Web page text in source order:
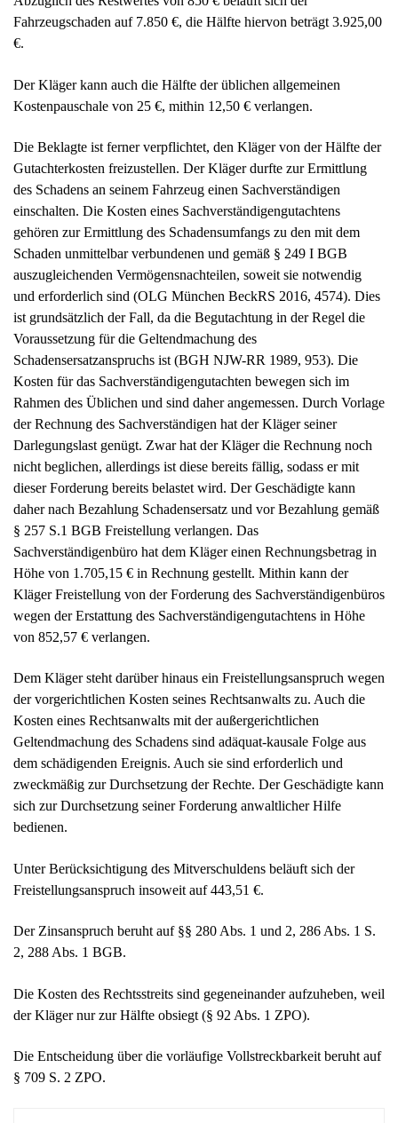
Fahrzeugschaden auf 7.850 €, die Hälfte hiervon beträgt 3.925,00
€.
Der Kläger kann auch die Hälfte der üblichen allgemeinen
Kostenpauschale von 25 €, mithin 12,50 € verlangen.
Die Beklagte ist ferner verpflichtet, den Kläger von der Hälfte der
Gutachterkosten freizustellen. Der Kläger durfte zur Ermittlung
des Schadens an seinem Fahrzeug einen Sachverständigen
einschalten. Die Kosten eines Sachverständigengutachtens
gehören zur Ermittlung des Schadensumfangs zu den mit dem
Schaden unmittelbar verbundenen und gemäß § 249 I BGB
auszugleichenden Vermögensnachteilen, soweit sie notwendig
und erforderlich sind (OLG München BeckRS 2016, 4574). Dies
ist grundsätzlich der Fall, da die Begutachtung in der Regel die
Voraussetzung für die Geltendmachung des
Schadensersatzanspruchs ist (BGH NJW-RR 1989, 953). Die
Kosten für das Sachverständigengutachten bewegen sich im
Rahmen des Üblichen und sind daher angemessen. Durch Vorlage
der Rechnung des Sachverständigen hat der Kläger seiner
Darlegungslast genügt. Zwar hat der Kläger die Rechnung noch
nicht beglichen, allerdings ist diese bereits fällig, sodass er mit
dieser Forderung bereits belastet wird. Der Geschädigte kann
daher nach Bezahlung Schadensersatz und vor Bezahlung gemäß
§ 257 S.1 BGB Freistellung verlangen. Das
Sachverständigenbüro hat dem Kläger einen Rechnungsbetrag in
Höhe von 1.705,15 € in Rechnung gestellt. Mithin kann der
Kläger Freistellung von der Forderung des Sachverständigenbüros
wegen der Erstattung des Sachverständigengutachtens in Höhe
von 852,57 € verlangen.
Dem Kläger steht darüber hinaus ein Freistellungsanspruch wegen
der vorgerichtlichen Kosten seines Rechtsanwalts zu. Auch die
Kosten eines Rechtsanwalts mit der außergerichtlichen
Geltendmachung des Schadens sind adäquat-kausale Folge aus
dem schädigenden Ereignis. Auch sie sind erforderlich und
zweckmäßig zur Durchsetzung der Rechte. Der Geschädigte kann
sich zur Durchsetzung seiner Forderung anwaltlicher Hilfe
bedienen.
Unter Berücksichtigung des Mitverschuldens beläuft sich der
Freistellungsanspruch insoweit auf 443,51 €.
Der Zinsanspruch beruht auf §§ 280 Abs. 1 und 2, 286 Abs. 1 S.
2, 288 Abs. 1 BGB.
Die Kosten des Rechtsstreits sind gegeneinander aufzuheben, weil
der Kläger nur zur Hälfte obsiegt (§ 92 Abs. 1 ZPO).
Die Entscheidung über die vorläufige Vollstreckbarkeit beruht auf
§ 709 S. 2 ZPO.